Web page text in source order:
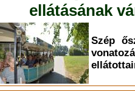
ellátásának
Szép